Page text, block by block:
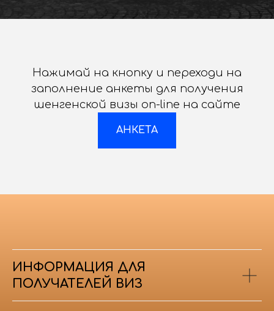
Нажимай на кнопку и переходи на
заполнение анкеты для получения
шенгенской визы on-line на сайте
АНКЕТА
ИНФОРМАЦИЯ ДЛЯ
ПОЛУЧАТЕЛЕЙ ВИЗ